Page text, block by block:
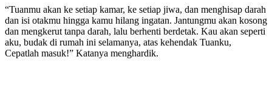
“Tuanmu akan ke setiap kamar, ke setiap jiwa, dan menghisap darah
dan isi otakmu hingga kamu hilang ingatan. Jantungmu akan kosong
dan mengkerut tanpa darah, lalu berhenti berdetak. Kau akan seperti
aku, budak di rumah ini selamanya, atas kehendak Tuanku,
Cepatlah masuk!” Katanya menghardik.